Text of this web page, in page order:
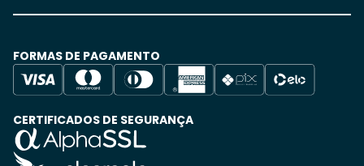
FORMAS DE PAGAMENTO
CERTIFICADOS DE SEGURANÇA